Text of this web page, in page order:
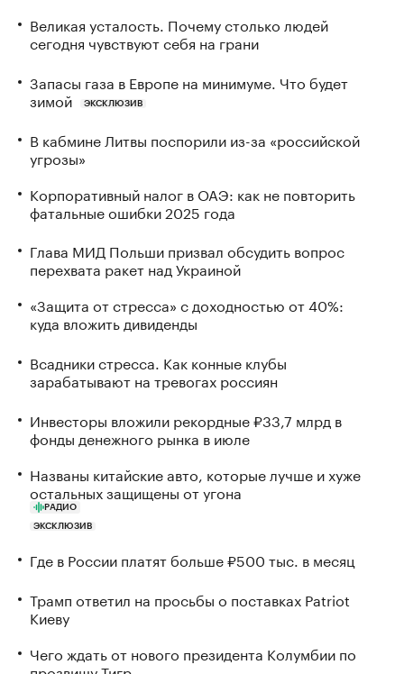
Великая усталость. Почему столько людей
сегодня чувствуют себя на грани
Запасы газа в Европе на минимуме. Что будет
зимой
ЭКСКЛЮЗИВ
В кабмине Литвы поспорили из-за «российской
угрозы»
Корпоративный налог в ОАЭ: как не повторить
фатальные ошибки 2025 года
Глава МИД Польши призвал обсудить вопрос
перехвата ракет над Украиной
«Защита от стресса» с доходностью от 40%:
куда вложить дивиденды
Всадники стресса. Как конные клубы
зарабатывают на тревогах россиян
Инвесторы вложили рекордные ₽33,7 млрд в
фонды денежного рынка в июле
Названы китайские авто, которые лучше и хуже
остальных защищены от угона
РАДИО
ЭКСКЛЮЗИВ
Где в России платят больше ₽500 тыс. в месяц
Трамп ответил на просьбы о поставках Patriot
Киеву
Чего ждать от нового президента Колумбии по